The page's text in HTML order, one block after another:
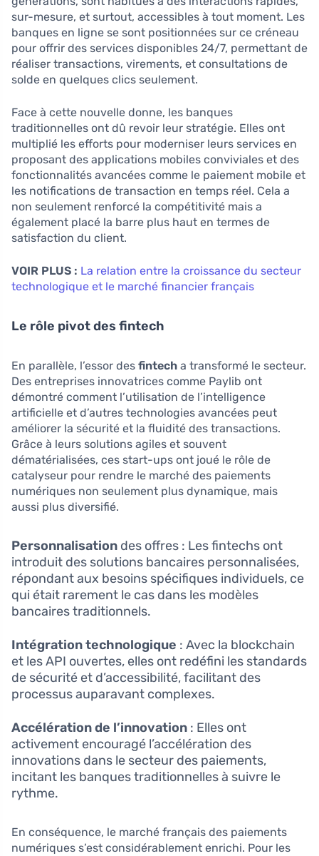
sur-mesure, et surtout, accessibles à tout moment. Les
banques en ligne se sont positionnées sur ce créneau
pour offrir des services disponibles 24/7, permettant de
réaliser transactions, virements, et consultations de
solde en quelques clics seulement.
Face à cette nouvelle donne, les banques
traditionnelles ont dû revoir leur stratégie. Elles ont
multiplié les efforts pour moderniser leurs services en
proposant des applications mobiles conviviales et des
fonctionnalités avancées comme le paiement mobile et
les notifications de transaction en temps réel. Cela a
non seulement renforcé la compétitivité mais a
également placé la barre plus haut en termes de
satisfaction du client.
VOIR PLUS : La relation entre la croissance du secteur
technologique et le marché financier français
Le rôle pivot des fintech
En parallèle, l’essor des fintech a transformé le secteur.
Des entreprises innovatrices comme Paylib ont
démontré comment l’utilisation de l’intelligence
artificielle et d’autres technologies avancées peut
améliorer la sécurité et la fluidité des transactions.
Grâce à leurs solutions agiles et souvent
dématérialisées, ces start-ups ont joué le rôle de
catalyseur pour rendre le marché des paiements
numériques non seulement plus dynamique, mais
aussi plus diversifié.
Personnalisation des offres : Les fintechs ont
introduit des solutions bancaires personnalisées,
répondant aux besoins spécifiques individuels, ce
qui était rarement le cas dans les modèles
bancaires traditionnels.
Intégration technologique : Avec la blockchain
et les API ouvertes, elles ont redéfini les standards
de sécurité et d’accessibilité, facilitant des
processus auparavant complexes.
Accélération de l’innovation : Elles ont
activement encouragé l’accélération des
innovations dans le secteur des paiements,
incitant les banques traditionnelles à suivre le
rythme.
En conséquence, le marché français des paiements
numériques s’est considérablement enrichi. Pour les